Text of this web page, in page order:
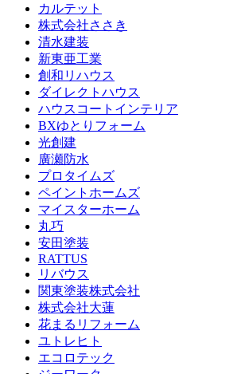
カルテット
株式会社ささき
清水建装
新東亜工業
創和リハウス
ダイレクトハウス
ハウスコートインテリア
BXゆとりフォーム
光創建
廣瀬防水
プロタイムズ
ペイントホームズ
マイスターホーム
丸巧
安田塗装
RATTUS
リバウス
関東塗装株式会社
株式会社大蓮
花まるリフォーム
ユトレヒト
エコロテック